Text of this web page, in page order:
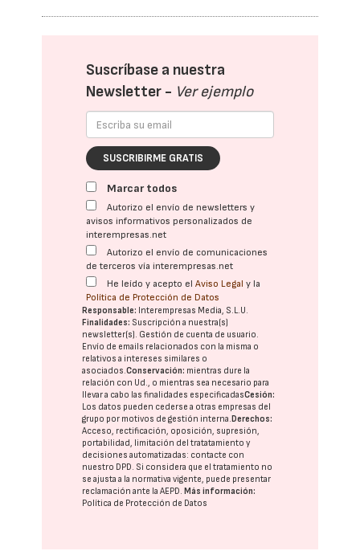
Suscríbase a nuestra
Newsletter - Ver ejemplo
SUSCRIBIRME GRATIS
Marcar todos
Autorizo el envío de newsletters y
avisos informativos personalizados de
interempresas.net
Autorizo el envío de comunicaciones
de terceros vía interempresas.net
He leído y acepto elAviso Legal y la
Política de Protección de Datos
Responsable: Interempresas Media, S.L.U.
Finalidades: Suscripción a nuestra(s)
newsletter(s). Gestión de cuenta de usuario.
Envío de emails relacionados con la misma o
relativos a intereses similares o
asociados.Conservación: mientras dure la
relación con Ud., o mientras sea necesario para
llevar a cabo las finalidades especificadasCesión:
Los datos pueden cederse a otras empresas del
grupo por motivos de gestión interna. Derechos:
Acceso, rectificación, oposición, supresión,
portabilidad, limitación del tratatamiento y
decisiones automatizadas: contacte con
nuestro DPD. Si considera que el tratamiento no
se ajusta a la normativa vigente, puede presentar
reclamación ante laAEPD. Más información:
Política de Protección de Datos